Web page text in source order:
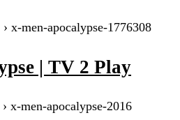
x-men-apocalypse-1776308
| TV 2 Play
x-men-apocalypse-2016